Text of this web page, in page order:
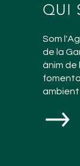
QUI
Som
de la
ànim de
ambient